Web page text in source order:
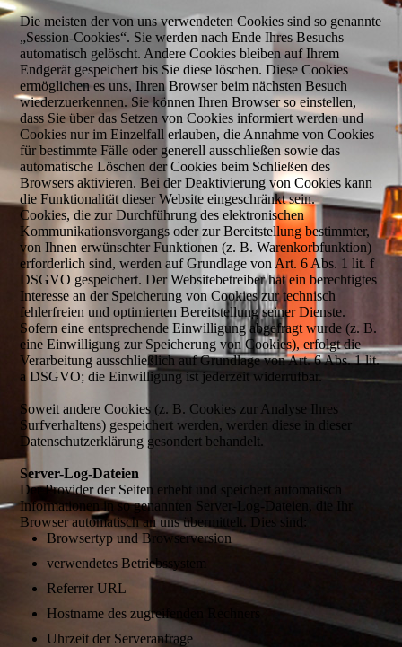
Die meisten der von uns verwendeten Cookies sind so genannte
„Session-Cookies“. Sie werden nach Ende Ihres Besuchs
automatisch gelöscht. Andere Cookies bleiben auf Ihrem
Endgerät gespeichert bis Sie diese löschen. Diese Cookies
ermöglichen es uns, Ihren Browser beim nächsten Besuch
wiederzuerkennen. Sie können Ihren Browser so einstellen,
dass Sie über das Setzen von Cookies informiert werden und
Cookies nur im Einzelfall erlauben, die Annahme von Cookies
für bestimmte Fälle oder generell ausschließen sowie das
automatische Löschen der Cookies beim Schließen des
Browsers aktivieren. Bei der Deaktivierung von Cookies kann
die Funktionalität dieser Website eingeschränkt sein.
Cookies, die zur Durchführung des elektronischen
Kommunikationsvorgangs oder zur Bereitstellung bestimmter,
von Ihnen erwünschter Funktionen (z. B. Warenkorbfunktion)
erforderlich sind, werden auf Grundlage von Art. 6 Abs. 1 lit. f
DSGVO gespeichert. Der Websitebetreiber hat ein berechtigtes
Interesse an der Speicherung von Cookies zur technisch
fehlerfreien und optimierten Bereitstellung seiner Dienste.
Sofern eine entsprechende Einwilligung abgefragt wurde (z. B.
eine Einwilligung zur Speicherung von Cookies), erfolgt die
Verarbeitung ausschließlich auf Grundlage von Art. 6 Abs. 1 lit.
a DSGVO; die Einwilligung ist jederzeit widerrufbar.
Soweit andere Cookies (z. B. Cookies zur Analyse Ihres
Surfverhaltens) gespeichert werden, werden diese in dieser
Datenschutzerklärung gesondert behandelt.
Server-Log-Dateien
Der Provider der Seiten erhebt und speichert automatisch
Informationen in so genannten Server-Log-Dateien, die Ihr
Browser automatisch an uns übermittelt. Dies sind:
Browsertyp und Browserversion
verwendetes Betriebssystem
Referrer URL
Hostname des zugreifenden Rechners
Uhrzeit der Serveranfrage